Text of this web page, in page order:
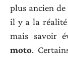
plus ancien
il y a la réalité
mais savoir
moto.